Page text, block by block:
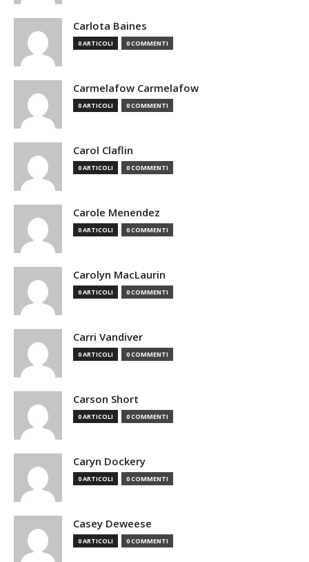
Carlota Baines
0 ARTICOLI 0 COMMENTI
Carmelafow Carmelafow
0 ARTICOLI 0 COMMENTI
Carol Claflin
0 ARTICOLI 0 COMMENTI
Carole Menendez
0 ARTICOLI 0 COMMENTI
Carolyn MacLaurin
0 ARTICOLI 0 COMMENTI
Carri Vandiver
0 ARTICOLI 0 COMMENTI
Carson Short
0 ARTICOLI 0 COMMENTI
Caryn Dockery
0 ARTICOLI 0 COMMENTI
Casey Deweese
0 ARTICOLI 0 COMMENTI